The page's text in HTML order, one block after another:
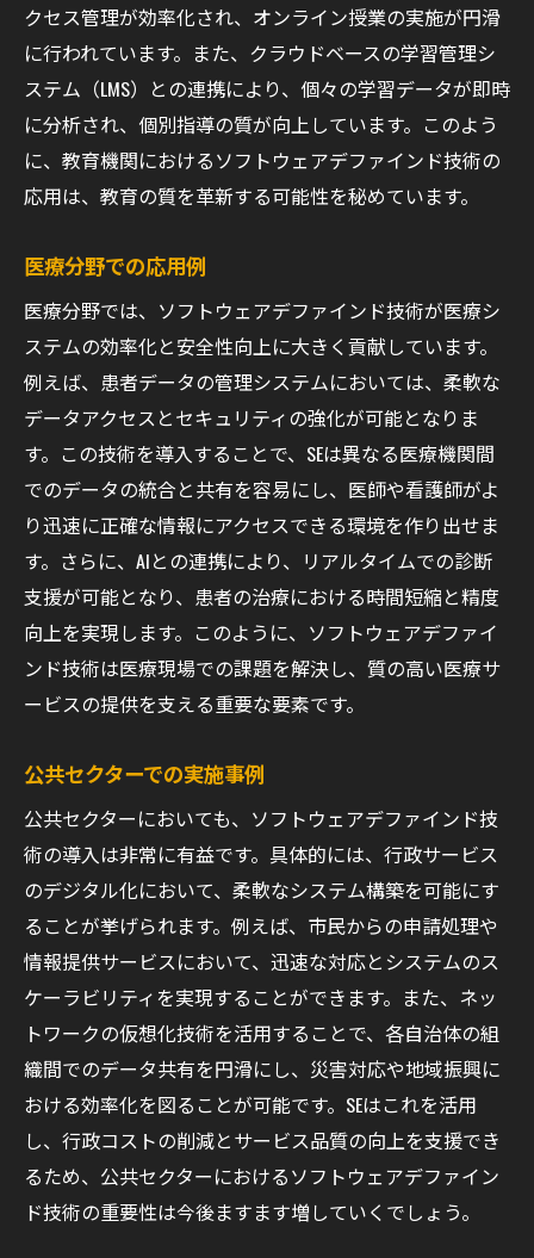
クセス管理が効率化され、オンライン授業の実施が円滑
に行われています。また、クラウドベースの学習管理シ
ステム（LMS）との連携により、個々の学習データが即時
に分析され、個別指導の質が向上しています。このよう
に、教育機関におけるソフトウェアデファインド技術の
応用は、教育の質を革新する可能性を秘めています。
医療分野での応用例
医療分野では、ソフトウェアデファインド技術が医療シ
ステムの効率化と安全性向上に大きく貢献しています。
例えば、患者データの管理システムにおいては、柔軟な
データアクセスとセキュリティの強化が可能となりま
す。この技術を導入することで、SEは異なる医療機関間
でのデータの統合と共有を容易にし、医師や看護師がよ
り迅速に正確な情報にアクセスできる環境を作り出せま
す。さらに、AIとの連携により、リアルタイムでの診断
支援が可能となり、患者の治療における時間短縮と精度
向上を実現します。このように、ソフトウェアデファイ
ンド技術は医療現場での課題を解決し、質の高い医療サ
ービスの提供を支える重要な要素です。
公共セクターでの実施事例
公共セクターにおいても、ソフトウェアデファインド技
術の導入は非常に有益です。具体的には、行政サービス
のデジタル化において、柔軟なシステム構築を可能にす
ることが挙げられます。例えば、市民からの申請処理や
情報提供サービスにおいて、迅速な対応とシステムのス
ケーラビリティを実現することができます。また、ネッ
トワークの仮想化技術を活用することで、各自治体の組
織間でのデータ共有を円滑にし、災害対応や地域振興に
おける効率化を図ることが可能です。SEはこれを活用
し、行政コストの削減とサービス品質の向上を支援でき
るため、公共セクターにおけるソフトウェアデファイン
ド技術の重要性は今後ますます増していくでしょう。